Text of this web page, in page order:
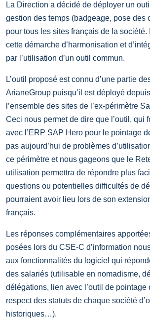
La Direction a décidé de déployer un
gestion des temps (badgeage, pose des
pour tous les sites français de la
cette démarche d’harmonisation et
par l’utilisation d’un outil commun.
L’outil proposé est connu d’une partie
ArianeGroup puisqu’il est déployé
l’ensemble des sites de l’ex-périmètre
Ceci nous permet de dire que l’outil, qui
avec l’ERP SAP Hero pour le pointage
pas aujourd’hui de problèmes
ce périmètre et nous gageons que le
utilisation permettra de répondre plus
questions ou potentielles difficultés de
pourraient avoir lieu lors de son
français.
Les réponses complémentaires
posées lors du CSE-C d’information
aux fonctionnalités du logiciel qui
des salariés (utilisable en nomadisme,
délégations, lien avec l’outil de pointage
respect des statuts de chaque société
historiques…).